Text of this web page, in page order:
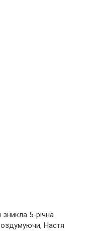
5-річна
Настя